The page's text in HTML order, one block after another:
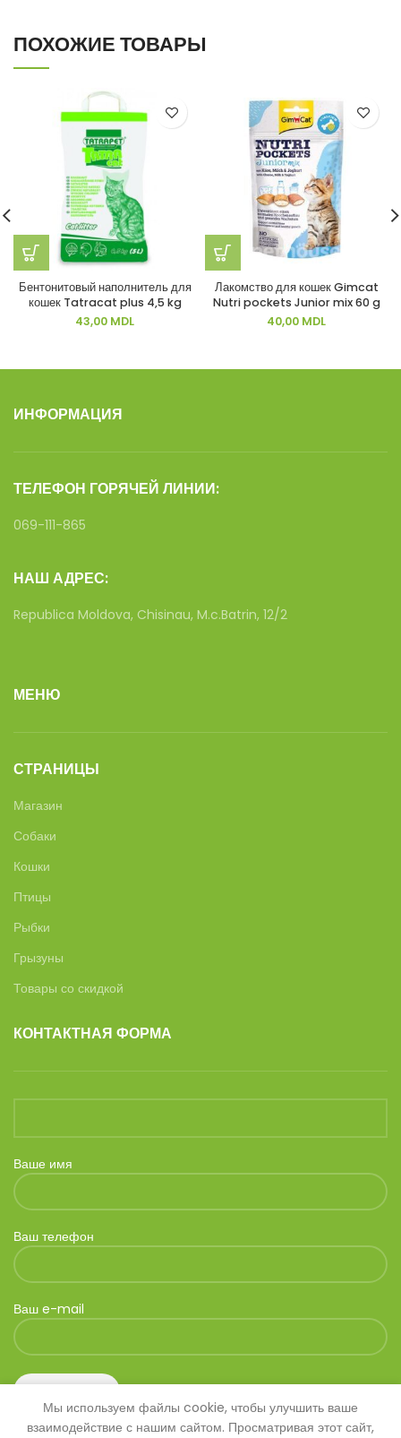
ПОХОЖИЕ ТОВАРЫ
Бентонитовый наполнитель для
кошек Tatracat plus 4,5 kg
43,00 MDL
Лакомство для кошек Gimcat
Nutri pockets Junior mix 60 g
40,00 MDL
ИНФОРМАЦИЯ
ТЕЛЕФОН ГОРЯЧЕЙ ЛИНИИ:
069-111-865
НАШ АДРЕС:
Republica Moldova, Chisinau, M.c.Batrin, 12/2
МЕНЮ
СТРАНИЦЫ
Магазин
Собаки
Кошки
Птицы
Рыбки
Грызуны
Товары со скидкой
КОНТАКТНАЯ ФОРМА
Ваше имя
Ваш телефон
Ваш e-mail
Мы используем файлы cookie, чтобы улучшить ваше
взаимодействие с нашим сайтом. Просматривая этот сайт,